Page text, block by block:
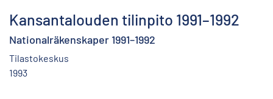
Kansantalouden tilinpito 1991–1992
Nationalräkenskaper 1991–1992
Tilastokeskus
1993